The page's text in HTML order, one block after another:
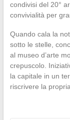
condivisi del 20°
convivialità per
Quando cala la
sotto le stelle,
al museo d’arte
crepuscolo.
la capitale in un
riscrivere la